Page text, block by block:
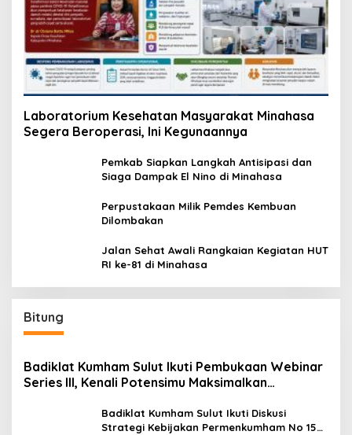
Laboratorium Kesehatan Masyarakat Minahasa
Segera Beroperasi, Ini Kegunaannya
Pemkab Siapkan Langkah Antisipasi dan
Siaga Dampak El Nino di Minahasa
Perpustakaan Milik Pemdes Kembuan
Dilombakan
Jalan Sehat Awali Rangkaian Kegiatan HUT
RI ke-81 di Minahasa
Bitung
Badiklat Kumham Sulut Ikuti Pembukaan Webinar
Series III, Kenali Potensimu Maksimalkan
Badiklat Kumham Sulut Ikuti Diskusi
Strategi Kebijakan Permenkumham No 15